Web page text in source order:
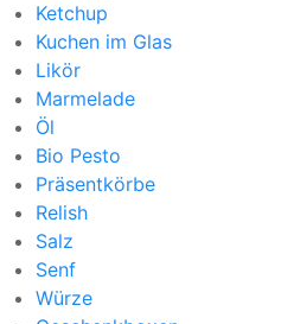
Ketchup
Kuchen im Glas
Likör
Marmelade
Öl
Bio Pesto
Präsentkörbe
Relish
Salz
Senf
Würze